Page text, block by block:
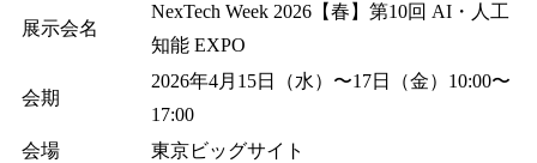
展示会名
NexTech Week 2026【春】第10回 AI・人工
知能 EXPO
会期
2026年4月15日（水）〜17日（金）10:00〜
17:00
会場
東京ビッグサイト